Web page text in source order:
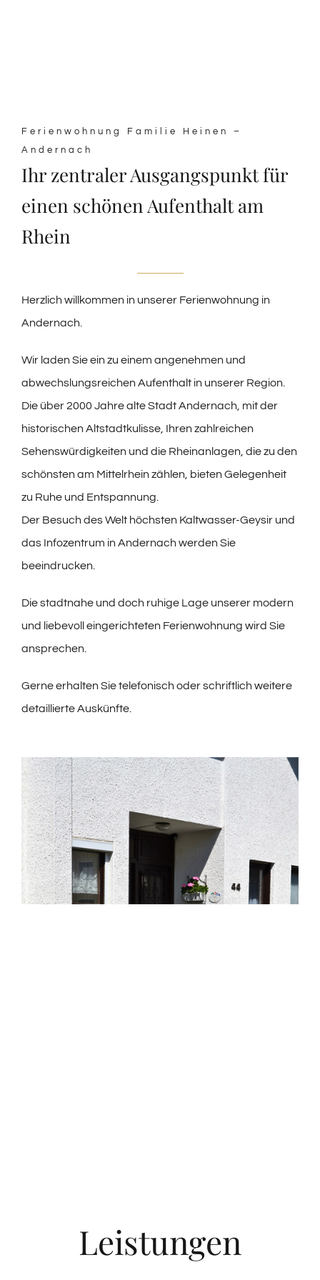
Ferienwohnung Familie Heinen –
Andernach
Ihr zentraler Ausgangspunkt für
einen schönen Aufenthalt am
Rhein
Herzlich willkommen in unserer Ferienwohnung in
Andernach.
Wir laden Sie ein zu einem angenehmen und
abwechslungsreichen Aufenthalt in unserer Region.
Die über 2000 Jahre alte Stadt Andernach, mit der
historischen Altstadtkulisse, Ihren zahlreichen
Sehenswürdigkeiten und die Rheinanlagen, die zu den
schönsten am Mittelrhein zählen, bieten Gelegenheit
zu Ruhe und Entspannung.
Der Besuch des Welt höchsten Kaltwasser-Geysir und
das Infozentrum in Andernach werden Sie
beeindrucken.
Die stadtnahe und doch ruhige Lage unserer modern
und liebevoll eingerichteten Ferienwohnung wird Sie
ansprechen.
Gerne erhalten Sie telefonisch oder schriftlich weitere
detaillierte Auskünfte.
Leistungen